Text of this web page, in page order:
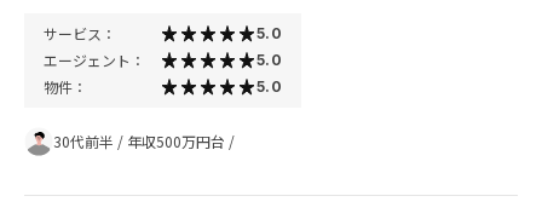
サービス： 5.0
エージェント： 5.0
物件： 5.0
30代前半 / 年収500万円台 /